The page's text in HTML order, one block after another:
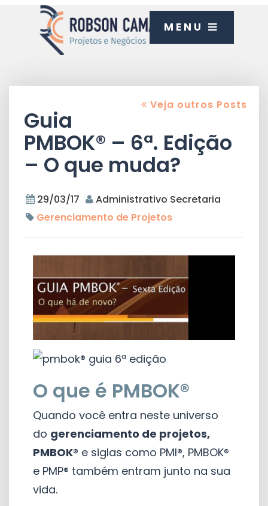
MENU
Veja outros Posts
Guia
PMBOK® – 6ª. Edição
– O que muda?
29/03/17
Administrativo Secretaria
Gerenciamento de Projetos
O que é PMBOK®
Quando você entra neste universo
do gerenciamento de projetos,
PMBOK® e siglas como PMI®, PMBOK®
e PMP® também entram junto na sua
vida.